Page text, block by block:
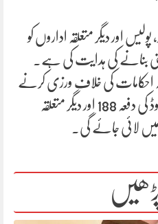
اور دیگر متعلقہ اداروں کو
بنانے کی ہدایت کی ہے۔
کہ احکامات کی خلاف ورزی کرنے
والوں کے خلاف پاکستان پینل کوڈ کی دفعہ 188 اور دیگر متعلقہ
لائی جائے گی۔